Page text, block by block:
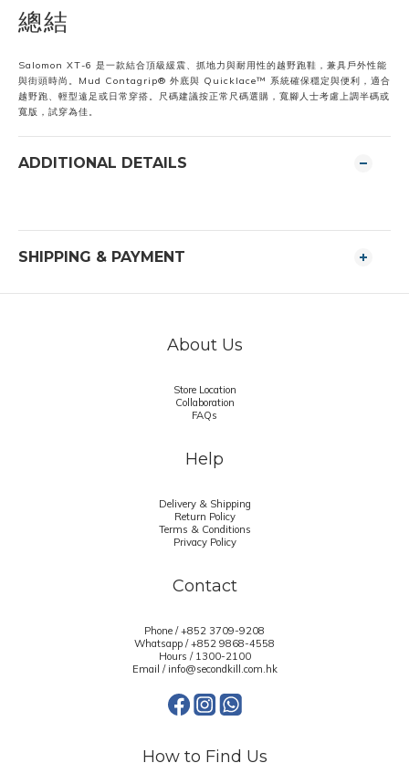
總結
Salomon XT-6 是一款結合頂級緩震、抓地力與耐用性的越野跑鞋，兼具戶外性能
與街頭時尚。Mud Contagrip® 外底與 Quicklace™ 系統確保穩定與便利，適合
越野跑、輕型遠足或日常穿搭。尺碼建議按正常尺碼選購，寬腳人士考慮上調半碼或
寬版，試穿為佳。
ADDITIONAL DETAILS
SHIPPING & PAYMENT
About Us
Store Location
Collaboration
FAQs
Help
Delivery & Shipping
Return Policy
Terms & Conditions
Privacy Policy
Contact
Phone / +852 3709-9208
Whatsapp /+852 9868-4558
Hours / 1300-2100
Email / info@secondkill.com.hk
How to Find Us